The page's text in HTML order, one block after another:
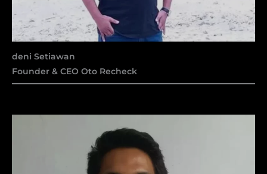
deni Setiawan
Founder & CEO Oto Recheck